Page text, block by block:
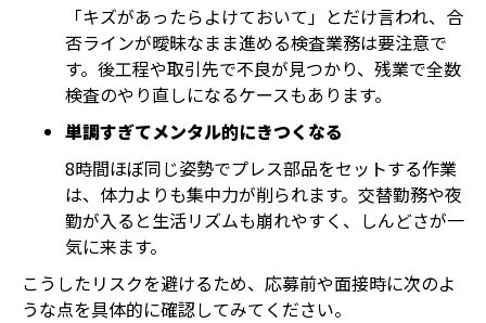
「キズがあったらよけておいて」とだけ言われ、合
否ラインが曖昧なまま進める検査業務は要注意で
す。後工程や取引先で不良が見つかり、残業で全数
検査のやり直しになるケースもあります。
単調すぎてメンタル的にきつくなる
8時間ほぼ同じ姿勢でプレス部品をセットする作業
は、体力よりも集中力が削られます。交替勤務や夜
勤が入ると生活リズムも崩れやすく、しんどさが一
気に来ます。
こうしたリスクを避けるため、応募前や面接時に次のよ
うな点を具体的に確認してみてください。